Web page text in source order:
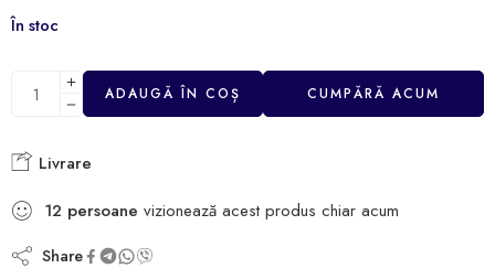
În stoc
ADAUGĂ ÎN COȘ CUMPĂRĂ ACUM
Livrare
12 persoane vizionează acest produs chiar acum
Share